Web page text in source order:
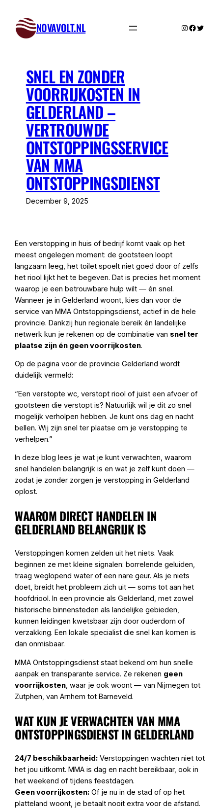
content
NOVAVOLT.NL Instagram
Twitter
SNEL EN ZONDER
VOORRIJKOSTEN IN
GELDERLAND –
VERTROUWDE
ONTSTOPPINGSSERVICE
VAN MMA
ONTSTOPPINGSDIENST
December 9, 2025
Een verstopping in huis of bedrijf komt vaak op het
meest ongelegen moment: de gootsteen loopt
langzaam leeg, het toilet spoelt niet goed door of zelfs
het riool lijkt het te begeven. Dat is precies het moment
waarop je een betrouwbare hulp wilt — én snel.
Wanneer je in Gelderland woont, kies dan voor de
service van MMA Ontstoppingsdienst, actief in de hele
provincie. Dankzij hun regionale bereik én landelijke
netwerk kun je rekenen op de combinatie van snel ter
plaatse zijn én geen voorrijkosten.
Op de pagina voor de provincie Gelderland wordt
duidelijk vermeld:
“Een verstopte wc, verstopt riool of juist een afvoer of
gootsteen die verstopt is? Natuurlijk wil je dit zo snel
mogelijk verholpen hebben. Je kunt ons dag en nacht
bellen. Wij zijn snel ter plaatse om je verstopping te
verhelpen.”
In deze blog lees je wat je kunt verwachten, waarom
snel handelen belangrijk is en wat je zelf kunt doen —
zodat je zonder zorgen je verstopping in Gelderland
oplost.
WAAROM DIRECT HANDELEN IN
GELDERLAND BELANGRIJK IS
Verstoppingen komen zelden uit het niets. Vaak
beginnen ze met kleine signalen: borrelende geluiden,
traag weglopend water of een nare geur. Als je niets
doet, breidt het probleem zich uit — soms tot aan het
hoofdriool. In een provincie als Gelderland, met zowel
historische binnensteden als landelijke gebieden,
kunnen leidingen kwetsbaar zijn door ouderdom of
verzakking. Een lokale specialist die snel kan komen is
dan onmisbaar.
MMA Ontstoppingsdienst staat bekend om hun snelle
aanpak en transparante service. Ze rekenen geen
voorrijkosten, waar je ook woont — van Nijmegen tot
Zutphen, van Arnhem tot Barneveld.
WAT KUN JE VERWACHTEN VAN MMA
ONTSTOPPINGSDIENST IN GELDERLAND
24/7 beschikbaarheid: Verstoppingen wachten niet tot
het jou uitkomt. MMA is dag en nacht bereikbaar, ook in
het weekend of tijdens feestdagen.
Geen voorrijkosten: Of je nu in de stad of op het
platteland woont, je betaalt nooit extra voor de afstand.